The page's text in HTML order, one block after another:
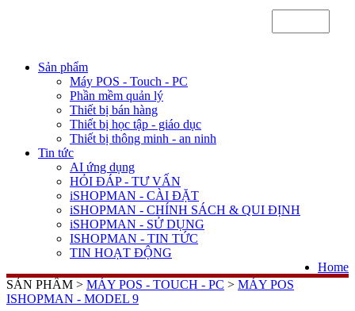
Sản phẩm
Máy POS - Touch - PC
Phần mềm quản lý
Thiết bị bán hàng
Thiết bị học tập - giáo dục
Thiết bị thông minh - an ninh
Tin tức
AI ứng dụng
HỎI ĐÁP - TƯ VẤN
iSHOPMAN - CÀI ĐẶT
iSHOPMAN - CHÍNH SÁCH & QUI ĐỊNH
iSHOPMAN - SỬ DỤNG
ISHOPMAN - TIN TỨC
TIN HOẠT ĐỘNG
Home
SẢN PHẨM > MÁY POS - TOUCH - PC > MÁY POS
ISHOPMAN - MODEL 9